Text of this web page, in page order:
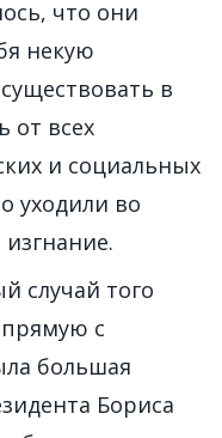
что они
некую
в
от всех
и социальных
уходили во
случай того
с
большая
Бориса